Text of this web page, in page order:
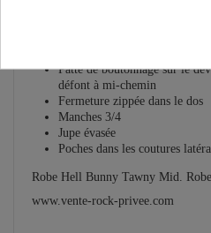
Patte de boutonnage sur le
défont à mi-chemin
Fermeture zippée dans le dos
Manches 3/4
Jupe évasée
Poches dans les coutures
Robe Hell Bunny Tawny Mid.
www.vente-rock-privee.com